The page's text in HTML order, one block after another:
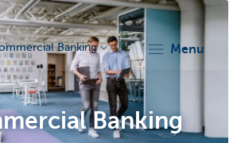
Banking menu
Banking